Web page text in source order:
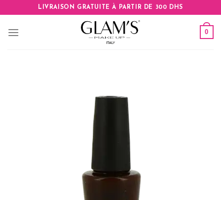
content
LIVRAISON GRATUITE À PARTIR DE 300 DHS
0